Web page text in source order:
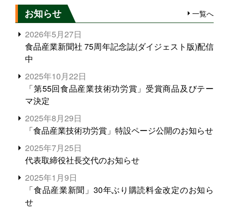
お知らせ 一覧へ
2026年5月27日
食品産業新聞社 75周年記念誌(ダイジェスト版)配信
中
2025年10月22日
「第55回食品産業技術功労賞」受賞商品及びテー
マ決定
2025年8月29日
「食品産業技術功労賞」特設ページ公開のお知らせ
2025年7月25日
代表取締役社長交代のお知らせ
2025年1月9日
「食品産業新聞」30年ぶり購読料金改定のお知ら
せ